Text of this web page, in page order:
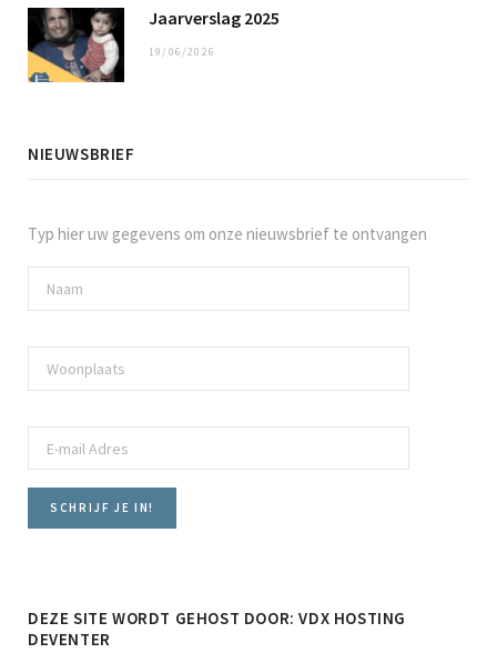
Jaarverslag 2025
19/06/2026
NIEUWSBRIEF
Typ hier uw gegevens om onze nieuwsbrief te ontvangen
DEZE SITE WORDT GEHOST DOOR: VDX HOSTING
DEVENTER